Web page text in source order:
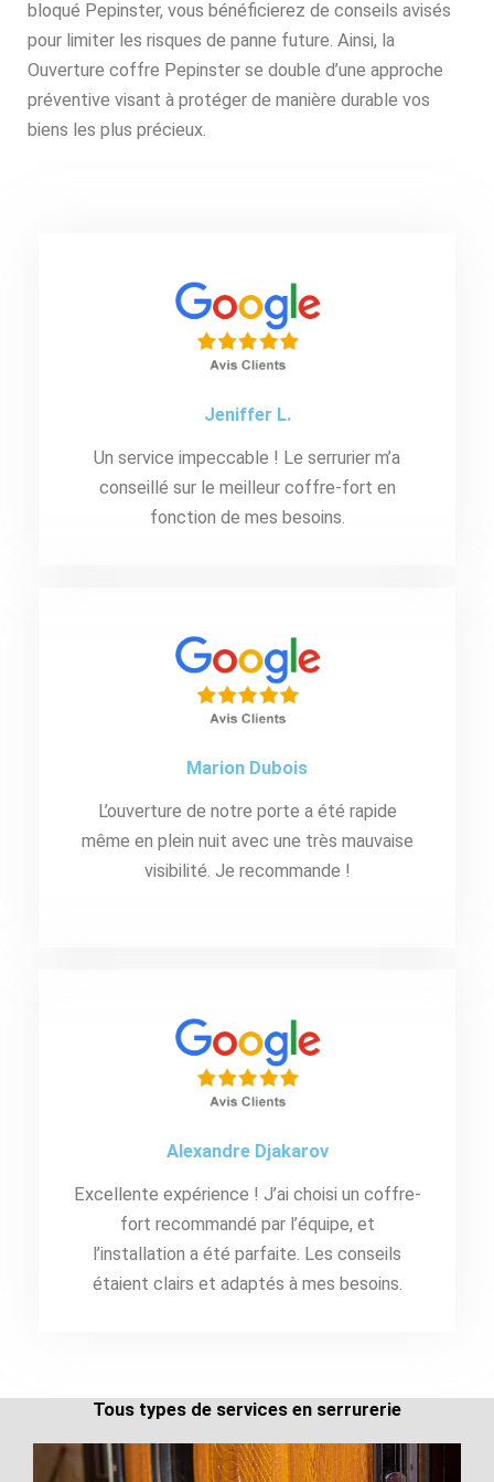
bloqué Pepinster, vous bénéficierez de conseils avisés
pour limiter les risques de panne future. Ainsi, la
Ouverture coffre Pepinster se double d’une approche
préventive visant à protéger de manière durable vos
biens les plus précieux.
Jeniffer L.
Un service impeccable ! Le serrurier m’a
conseillé sur le meilleur coffre-fort en
fonction de mes besoins.
Marion Dubois
L’ouverture de notre porte a été rapide
même en plein nuit avec une très mauvaise
visibilité. Je recommande !
Alexandre Djakarov
Excellente expérience ! J’ai choisi un coffre-
fort recommandé par l’équipe, et
l’installation a été parfaite. Les conseils
étaient clairs et adaptés à mes besoins.
Tous types de services en serrurerie